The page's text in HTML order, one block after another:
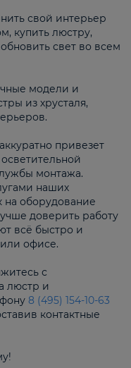
свой интерьер
купить люстру,
свет во всем
модели и
из хрусталя,
привезет
монтажа.
наших
на оборудование
доверить работу
всё быстро и
офисе.
с
люстр и
8 (495) 154-10-63
контактные